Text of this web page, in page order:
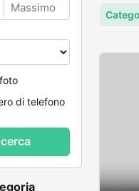
di telefono